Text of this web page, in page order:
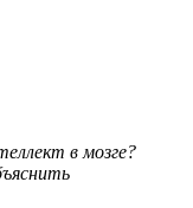
в мозге?